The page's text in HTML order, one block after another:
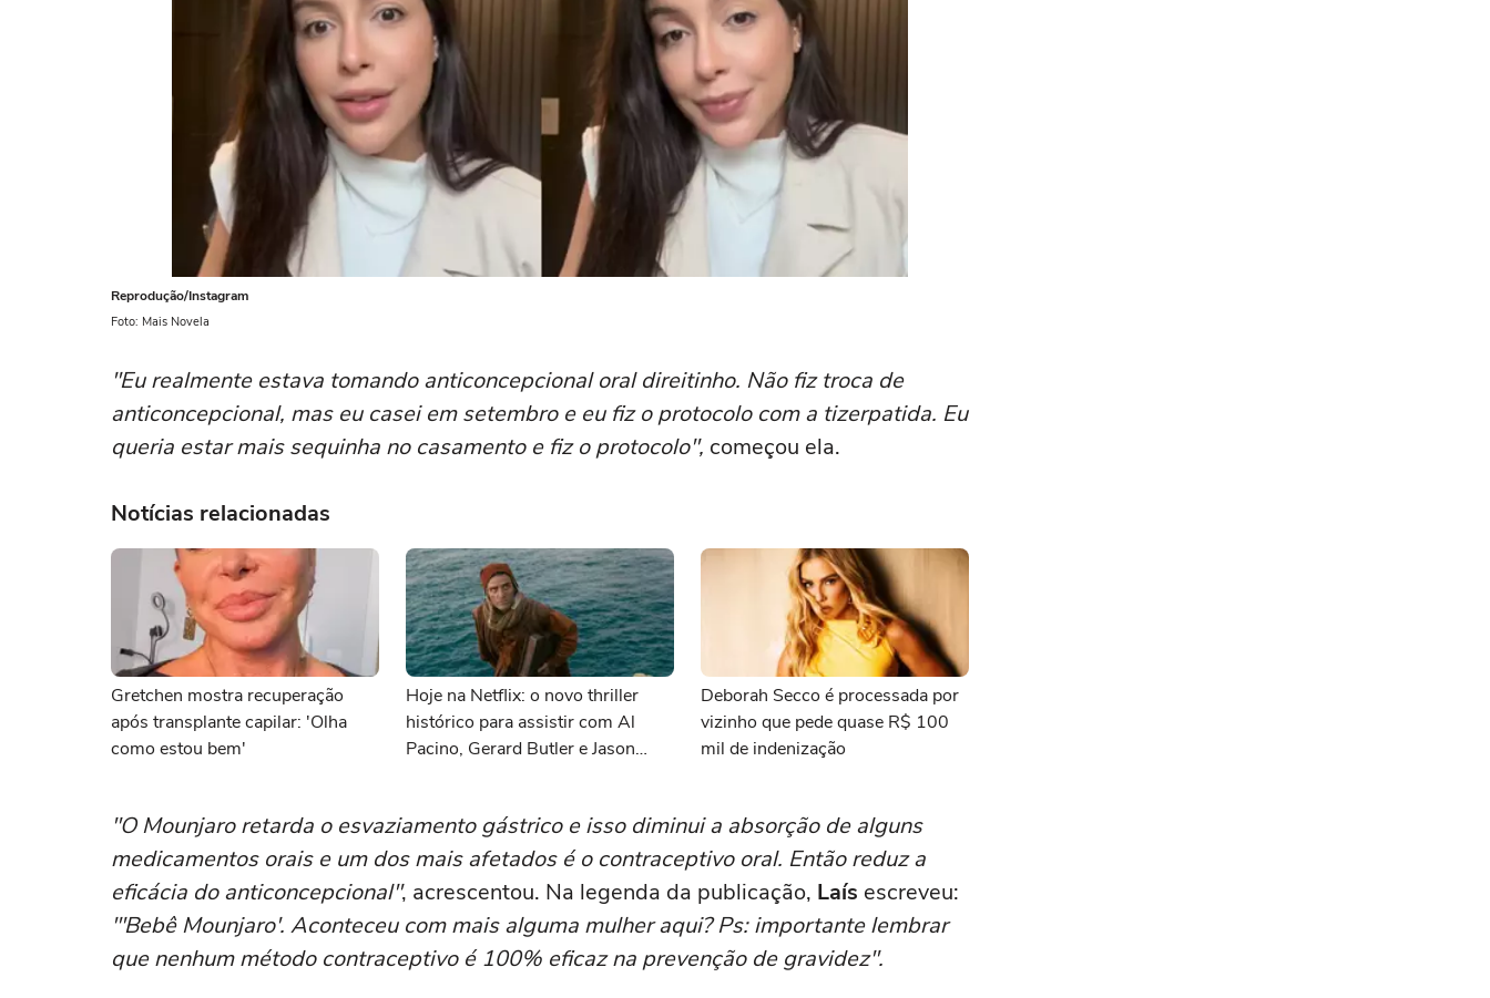
Reprodução/Instagram
Foto: Mais Novela
"Eu realmente estava tomando anticoncepcional oral direitinho. Não fiz troca de
anticoncepcional, mas eu casei em setembro e eu fiz o protocolo com a tizerpatida. Eu
queria estar mais sequinha no casamento e fiz o protocolo", começou ela.
Notícias relacionadas
Gretchen mostra recuperação
após transplante capilar: 'Olha
como estou bem'
Hoje na Netflix: o novo thriller
histórico para assistir com Al
Pacino, Gerard Butler e Jason
Deborah Secco é processada por
vizinho que pede quase R$ 100
mil de indenização
"O Mounjaro retarda o esvaziamento gástrico e isso diminui a absorção de alguns
medicamentos orais e um dos mais afetados é o contraceptivo oral. Então reduz a
eficácia do anticoncepcional", acrescentou. Na legenda da publicação, Laís escreveu:
"'Bebê Mounjaro'. Aconteceu com mais alguma mulher aqui? Ps: importante lembrar
que nenhum método contraceptivo é 100% eficaz na prevenção de gravidez".